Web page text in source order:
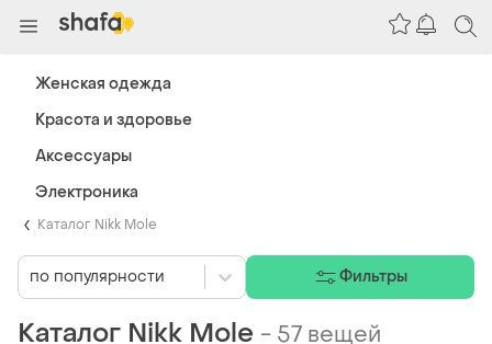
Каталог Nikk Mole
Каталог Nikk Mole - 57 вещей
по популярности Фильтры
Женская одежда
Красота и здоровье
Аксессуары
Электроника